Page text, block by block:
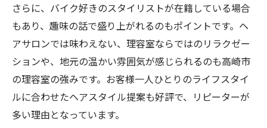
さらに、バイク好きのスタイリストが在籍している場合
もあり、趣味の話で盛り上がれるのもポイントです。ヘ
アサロンでは味わえない、理容室ならではのリラクゼー
ションや、地元の温かい雰囲気が感じられるのも高崎市
の理容室の強みです。お客様一人ひとりのライフスタイ
ルに合わせたヘアスタイル提案も好評で、リピーターが
多い理由となっています。